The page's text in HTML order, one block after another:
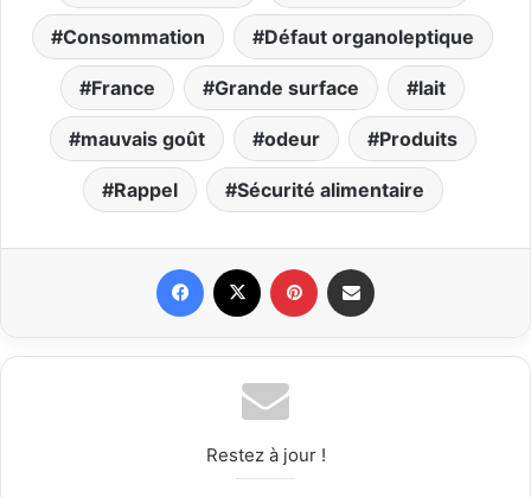
Consommation Défaut organoleptique
France Grande surface lait
mauvais goût odeur Produits
Rappel Sécurité alimentaire
Restez à jour !